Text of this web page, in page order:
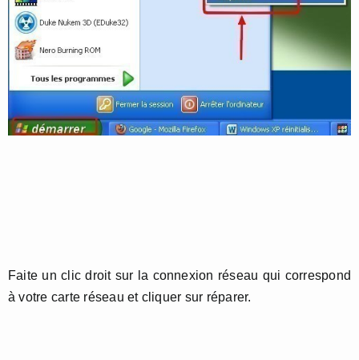
Faite un clic droit sur la connexion réseau qui correspond
à votre carte réseau et cliquer sur réparer.